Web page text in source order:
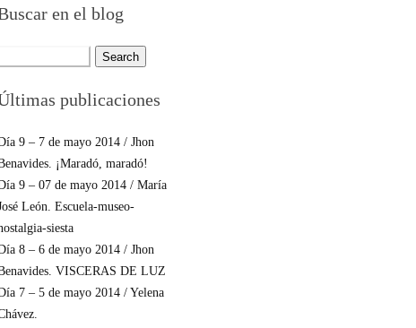
en el blog
publicaciones
9 – 7 de mayo 2014 / Jhon
¡Maradó, maradó!
9 – 07 de mayo 2014 / María
León. Escuela-museo-
siesta
8 – 6 de mayo 2014 / Jhon
VISCERAS DE LUZ
7 – 5 de mayo 2014 / Yelena